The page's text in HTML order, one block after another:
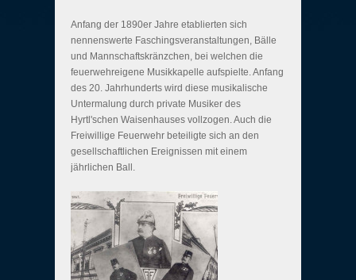
Anfang der 1890er Jahre etablierten sich
nennenswerte Faschingsveranstaltungen, Bälle
und Mannschaftskränzchen, bei welchen die
feuerwehreigene Musikkapelle aufspielte. Anfang
des 20. Jahrhunderts wird diese musikalische
Untermalung durch private Musiker des
Hyrtl'schen Waisenhauses vollzogen. Auch die
Freiwillige Feuerwehr beteiligte sich an den
gesellschaftlichen Ereignissen mit einem
jährlichen Ball.